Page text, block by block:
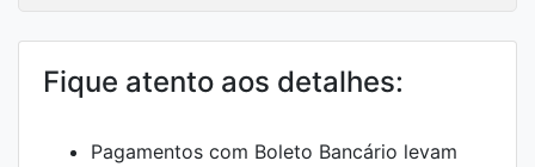
Fique atento aos detalhes:
Pagamentos com Boleto Bancário levam